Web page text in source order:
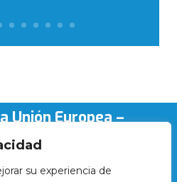
su experiencia de
Unión Europea –